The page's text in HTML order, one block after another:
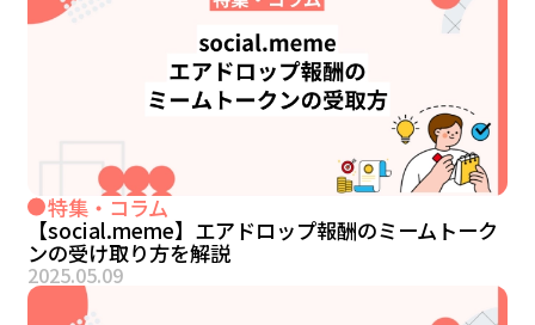
特集・コラム
【social.meme】エアドロップ報酬のミームトーク
ンの受け取り方を解説
2025.05.09